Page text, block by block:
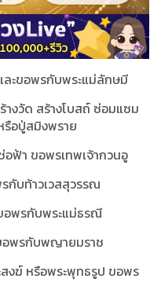
ะขอพรกับพระแม่ลักษมี
งวัด สร้างโบสถ์ ซ่อมแซม
รือปู่สมิงพราย
ฟ้า ขอพรเทพเจ้ากวนอู
บท้าวเวสสุวรรณ
อพรกับพระแม่ธรณี
อพรกับพญายมราช
งฆ์ หรือพระพุทธรูป ขอพร